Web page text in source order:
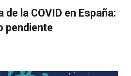
de la COVID en España:
pendiente